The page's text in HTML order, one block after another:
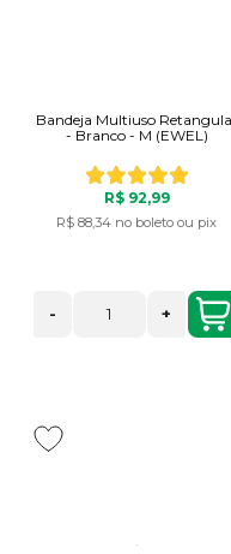
Bandeja Multiuso
- Branco - M (EWEL)
R$ 92,99
R$ 88,34 no boleto ou pix
- +